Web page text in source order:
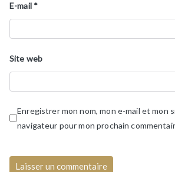
E-mail *
Site web
Enregistrer mon nom, mon e-mail et mon
navigateur pour mon prochain